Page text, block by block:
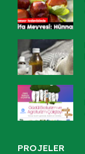
PROJELER